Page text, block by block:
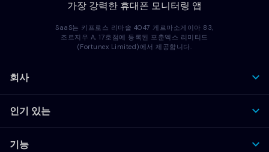
가장 강력한 휴대폰 모니터링 앱
SaaS는 키프로스 리마솔 4047 게르마소게이아 83,
조르지우 A, 17호점에 등록된 포춘엑스 리미티드
(Fortunex Limited)에서 제공합니다.
회사
인기 있는
기능